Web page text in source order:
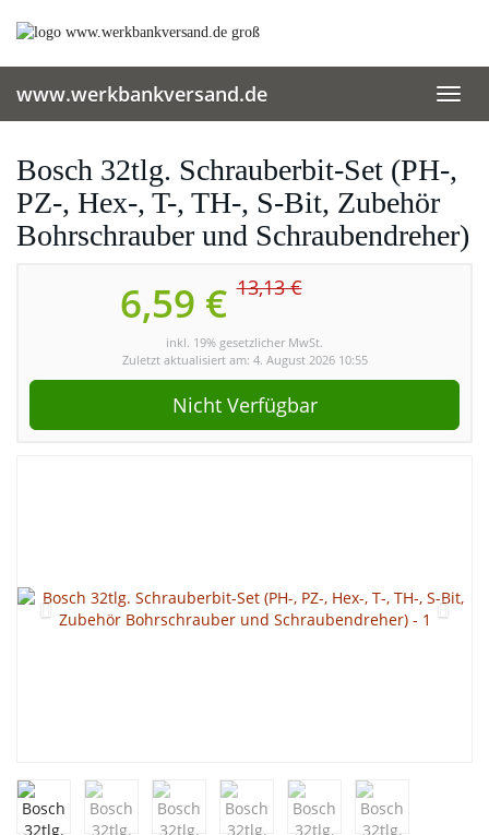
www.werkbankversand.de
Bosch 32tlg. Schrauberbit-Set (PH-,
PZ-, Hex-, T-, TH-, S-Bit, Zubehör
Bohrschrauber und Schraubendreher)
6,59 €13,13 €
inkl. 19% gesetzlicher MwSt.
Zuletzt aktualisiert am: 4. August 2026 10:55
Nicht Verfügbar